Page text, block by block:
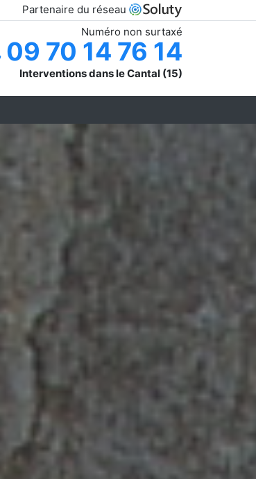
Partenaire du réseau
Numéro non surtaxé
09 70 14 76 14
Interventions dans le Cantal (15)